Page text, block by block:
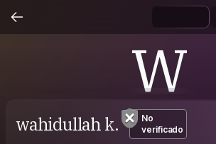
W
wahidullah k.
No
verificado